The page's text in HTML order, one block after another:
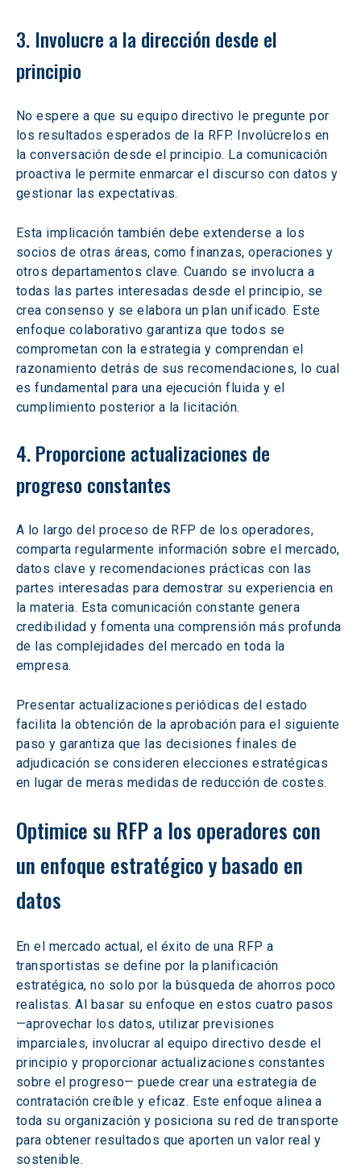
3. Involucre a la dirección desde el
principio
No espere a que su equipo directivo le pregunte por
los resultados esperados de la RFP. Involúcrelos en
la conversación desde el principio. La comunicación
proactiva le permite enmarcar el discurso con datos y
gestionar las expectativas.
Esta implicación también debe extenderse a los
socios de otras áreas, como finanzas, operaciones y
otros departamentos clave. Cuando se involucra a
todas las partes interesadas desde el principio, se
crea consenso y se elabora un plan unificado. Este
enfoque colaborativo garantiza que todos se
comprometan con la estrategia y comprendan el
razonamiento detrás de sus recomendaciones, lo cual
es fundamental para una ejecución fluida y el
cumplimiento posterior a la licitación.
4. Proporcione actualizaciones de
progreso constantes
A lo largo del proceso de RFP de los operadores,
comparta regularmente información sobre el mercado,
datos clave y recomendaciones prácticas con las
partes interesadas para demostrar su experiencia en
la materia. Esta comunicación constante genera
credibilidad y fomenta una comprensión más profunda
de las complejidades del mercado en toda la
empresa.
Presentar actualizaciones periódicas del estado
facilita la obtención de la aprobación para el siguiente
paso y garantiza que las decisiones finales de
adjudicación se consideren elecciones estratégicas
en lugar de meras medidas de reducción de costes.
Optimice su RFP a los operadores con
un enfoque estratégico y basado en
datos
En el mercado actual, el éxito de una RFP a
transportistas se define por la planificación
estratégica, no solo por la búsqueda de ahorros poco
realistas. Al basar su enfoque en estos cuatro pasos
—aprovechar los datos, utilizar previsiones
imparciales, involucrar al equipo directivo desde el
principio y proporcionar actualizaciones constantes
sobre el progreso— puede crear una estrategia de
contratación creíble y eficaz. Este enfoque alinea a
toda su organización y posiciona su red de transporte
para obtener resultados que aporten un valor real y
sostenible.